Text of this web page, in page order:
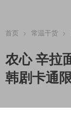
首页 常温干货
农心 辛拉
韩剧卡通
€1,95 / 100 g